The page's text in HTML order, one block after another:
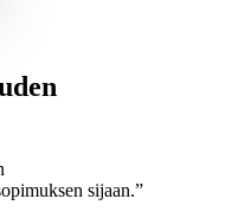
sijaan.